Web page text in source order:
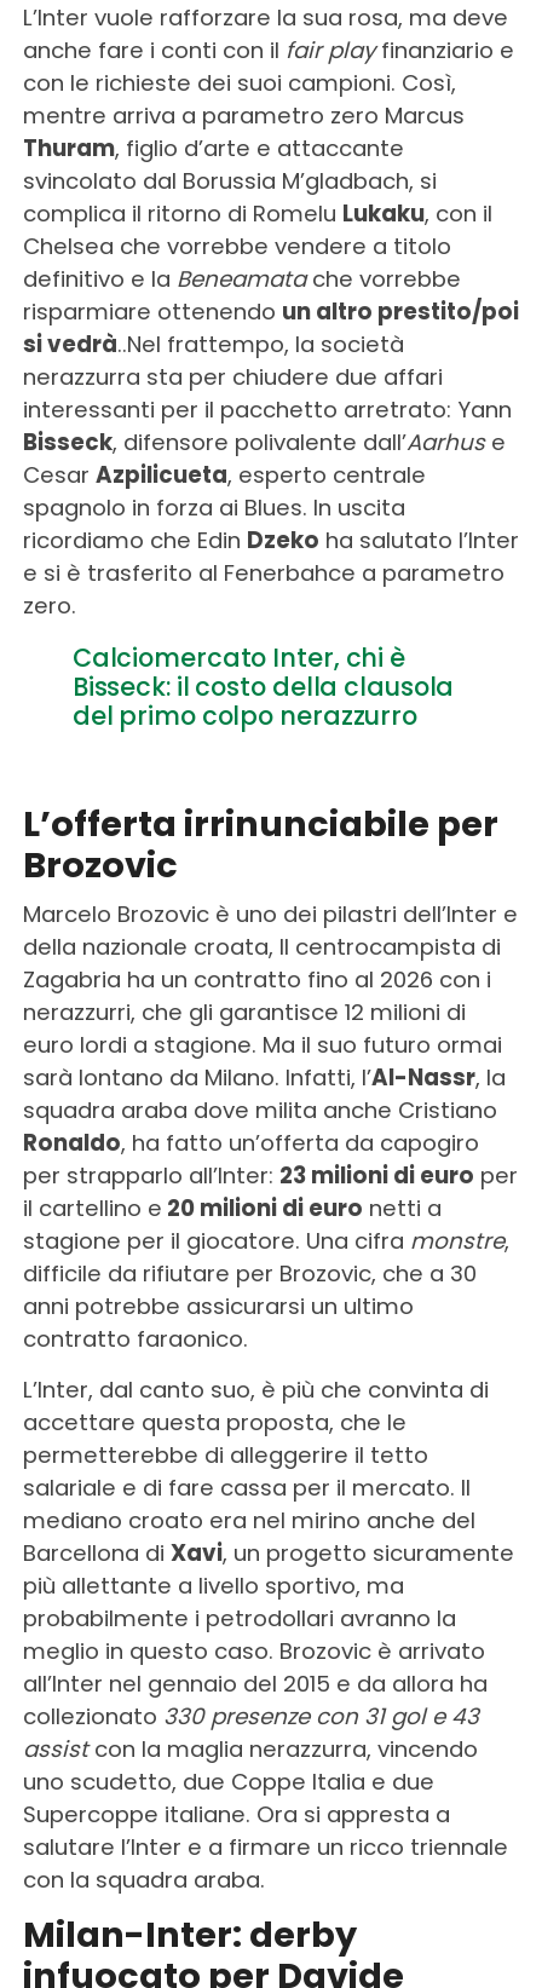
L’Inter vuole rafforzare la sua rosa, ma deve
anche fare i conti con il fair playfinanziario e
con le richieste dei suoi campioni. Così,
mentre arriva a parametro zero Marcus
Thuram, figlio d’arte e attaccante
svincolato dal Borussia M’gladbach, si
complica il ritorno di Romelu Lukaku, con il
Chelsea che vorrebbe vendere a titolo
definitivo e la Beneamatache vorrebbe
risparmiare ottenendo un altro prestito/poi
si vedrà..Nel frattempo, la società
nerazzurra sta per chiudere due affari
interessanti per il pacchetto arretrato: Yann
Bisseck, difensore polivalente dall’Aarhuse
Cesar Azpilicueta, esperto centrale
spagnolo in forza ai Blues. In uscita
ricordiamo che Edin Dzeko ha salutato l’Inter
e si è trasferito al Fenerbahce a parametro
zero.
Calciomercato Inter, chi è
Bisseck: il costo della clausola
del primo colpo nerazzurro
L’offerta irrinunciabile per
Brozovic
Marcelo Brozovic è uno dei pilastri dell’Inter e
della nazionale croata, Il centrocampista di
Zagabria ha un contratto fino al 2026 con i
nerazzurri, che gli garantisce 12 milioni di
euro lordi a stagione. Ma il suo futuro ormai
sarà lontano da Milano. Infatti, l’Al-Nassr, la
squadra araba dove milita anche Cristiano
Ronaldo, ha fatto un’offerta da capogiro
per strapparlo all’Inter: 23 milioni di euro per
il cartellino e 20 milioni di euro netti a
stagione per il giocatore. Una cifra monstre,
difficile da rifiutare per Brozovic, che a 30
anni potrebbe assicurarsi un ultimo
contratto faraonico.
L’Inter, dal canto suo, è più che convinta di
accettare questa proposta, che le
permetterebbe di alleggerire il tetto
salariale e di fare cassa per il mercato. Il
mediano croato era nel mirino anche del
Barcellona di Xavi, un progetto sicuramente
più allettante a livello sportivo, ma
probabilmente i petrodollari avranno la
meglio in questo caso. Brozovic è arrivato
all’Inter nel gennaio del 2015 e da allora ha
collezionato 330 presenze con 31 gol e 43
assistcon la maglia nerazzurra, vincendo
uno scudetto, due Coppe Italia e due
Supercoppe italiane. Ora si appresta a
salutare l’Inter e a firmare un ricco triennale
con la squadra araba.
Milan-Inter: derby
infuocato per Davide